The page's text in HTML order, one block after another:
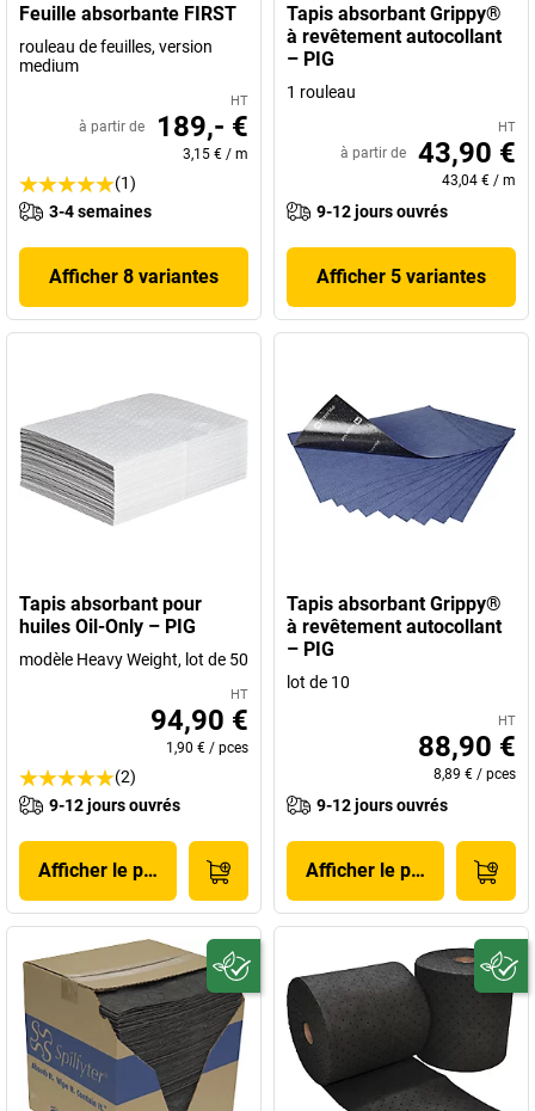
Feuille absorbante FIRST
rouleau de feuilles, version
medium
HT
à partir de 189,- €
3,15 € / m
(1)
3-4 semaines
Afficher 8 variantes
Tapis absorbant Grippy®
à revêtement autocollant
– PIG
1 rouleau
HT
à partir de 43,90 €
43,04 € / m
9-12 jours ouvrés
Afficher 5 variantes
Tapis absorbant pour
huiles Oil-Only – PIG
modèle Heavy Weight, lot de 50
HT
94,90 €
1,90 € / pces
(2)
9-12 jours ouvrés
Afficher le produit
Tapis absorbant Grippy®
à revêtement autocollant
– PIG
lot de 10
HT
88,90 €
8,89 € / pces
9-12 jours ouvrés
Afficher le produit